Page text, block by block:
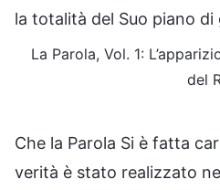
la totalità del Suo piano di
La Parola, Vol. 1:
del
Che la Parola Si è fatta
verità è stato realizzato